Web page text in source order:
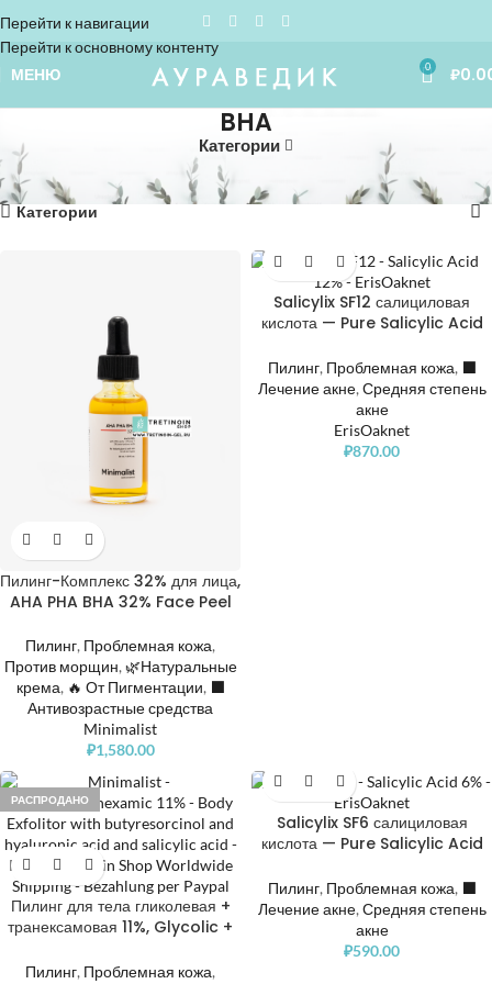
Перейти к навигации
Перейти к основному контенту
МЕНЮ 0 ₽
BHA
Категории
Home Показаны все (5)
Категории
Пилинг-Комплекс 32% для лица,
AHA PHA BHA 32% Face Peel
Пилинг, Проблемная кожа,
Против морщин, 🌿Натуральные
крема, 🔥 От Пигментации, ⬛️
Антивозрастные средства
Minimalist
₽1,580.00
Salicylix SF12 салициловая
кислота — Pure Salicylic Acid
Пилинг, Проблемная кожа, ⬛️
Лечение акне, Средняя степень
акне
ErisOaknet
₽870.00
РАСПРОДАНО
Пилинг для тела гликолевая +
транексамовая 11%, Glycolic +
Exfoliator with butylresorcinol
Пилинг, Проблемная кожа,
Salicylix SF6 салициловая
кислота — Pure Salicylic Acid
Пилинг, Проблемная кожа, ⬛️
Лечение акне, Средняя степень
акне
₽590.00